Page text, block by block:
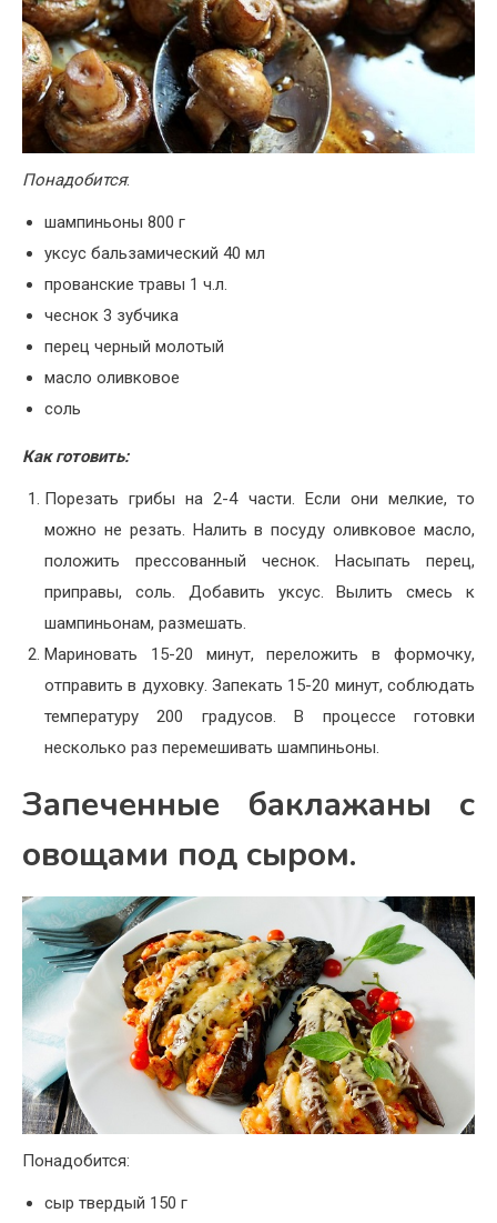
Понадобится:
шампиньоны 800 г
уксус бальзамический 40 мл
прованские травы 1 ч.л.
чеснок 3 зубчика
перец черный молотый
масло оливковое
соль
Как готовить:
Порезать грибы на 2-4 части. Если они мелкие, то
можно не резать. Налить в посуду оливковое масло,
положить прессованный чеснок. Насыпать перец,
приправы, соль. Добавить уксус. Вылить смесь к
шампиньонам, размешать.
Мариновать 15-20 минут, переложить в формочку,
отправить в духовку. Запекать 15-20 минут, соблюдать
температуру 200 градусов. В процессе готовки
несколько раз перемешивать шампиньоны.
Запеченные баклажаны с
овощами под сыром.
Понадобится:
сыр твердый 150 г